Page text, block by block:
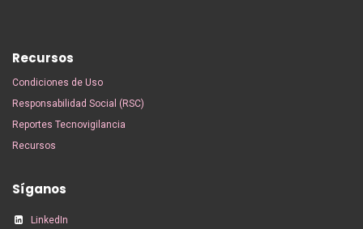
Recursos
Condiciones de Uso
Responsabilidad Social (RSC)
Reportes Tecnovigilancia
Recursos
Síganos
LinkedIn